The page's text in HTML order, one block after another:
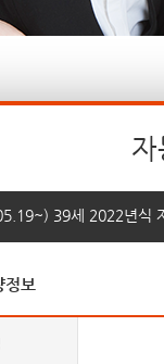
자
39세 2022년식
보